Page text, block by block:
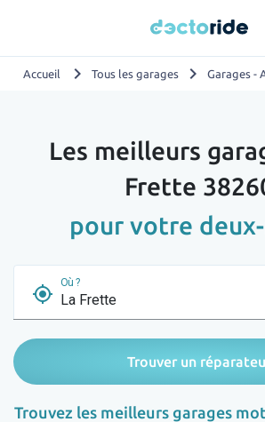
Accueil chevron_right Tous les garages chevron_right Garages -
Les meilleurs
Frette
pour votre
my_location
Où ?
Trouver un
Trouvez les meilleurs garages